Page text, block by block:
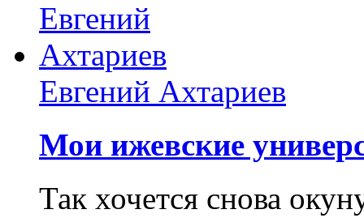
Евгений Ахтариев
Мои ижевские
Так хочется снова